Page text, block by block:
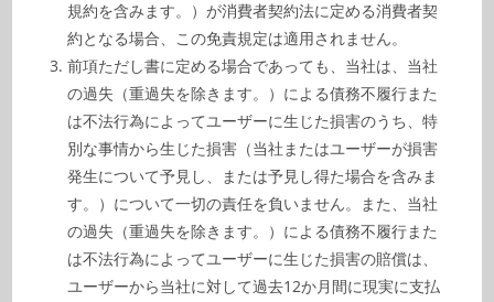
規約を含みます。）が消費者契約法に定める消費者契
約となる場合、この免責規定は適用されません。
前項ただし書に定める場合であっても、当社は、当社
の過失（重過失を除きます。）による債務不履行また
は不法行為によってユーザーに生じた損害のうち、特
別な事情から生じた損害（当社またはユーザーが損害
発生について予見し、または予見し得た場合を含みま
す。）について一切の責任を負いません。また、当社
の過失（重過失を除きます。）による債務不履行また
は不法行為によってユーザーに生じた損害の賠償は、
ユーザーから当社に対して過去12か月間に現実に支払